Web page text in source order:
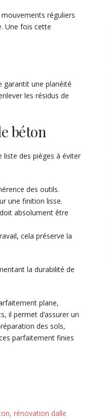
réguliers
Une fois cette
garantit une planéité
les résidus de
béton
liste des pièges à éviter
des outils.
une finition lisse.
absolument être
cela préserve la
la durabilité de
plane,
il permet d’assurer un
des sols,
parfaitement finies
, rénovation dalle